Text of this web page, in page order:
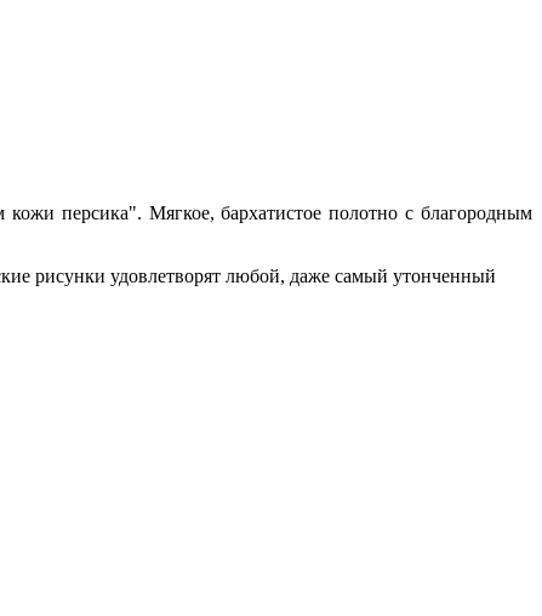
персика". Мягкое, бархатистое полотно с благородным
рисунки удовлетворят любой, даже самый утонченный